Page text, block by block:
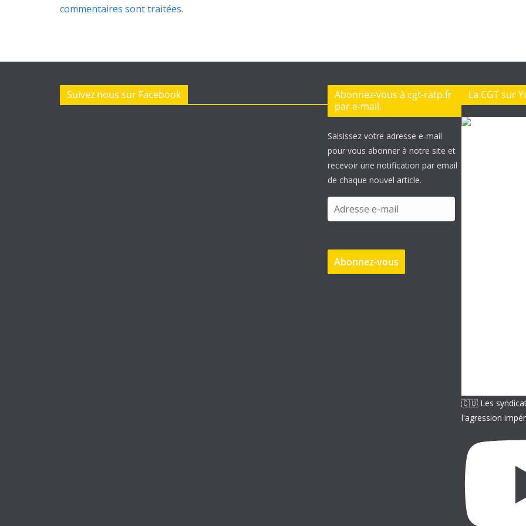
commentaires sont traitées.
Suivez nous sur Facebook
Abonnez-vous à cgt-ratp.fr
par e-mail.
Saisissez votre adresse e-mail
pour vous abonner à notre site et
recevoir une notification par email
de chaque nouvel article.
d
e
s
Abonnez-vous
La CGT sur
🇨🇺 Les
l'agression